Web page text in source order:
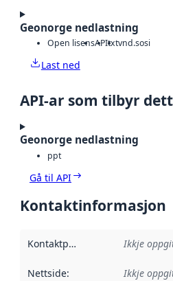
Geonorge nedlastning
Open lisensAPItxtvnd.sosi
Last ned
API-ar som tilbyr
Geonorge nedlastning
ppt
Gå til API
Kontaktinformasjon
Kontaktpunkt Ikkje
Nettside: Ikkje